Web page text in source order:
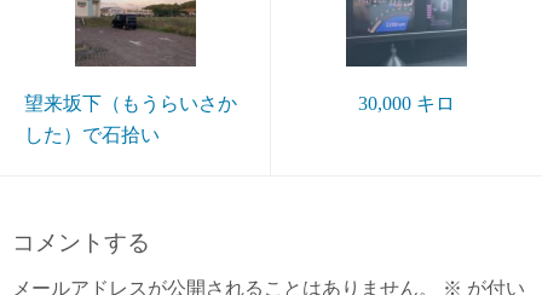
望来坂下（もうらいさか
した）で石拾い
30,000 キロ
コメントする
メールアドレスが公開されることはありません。 ※ が付い